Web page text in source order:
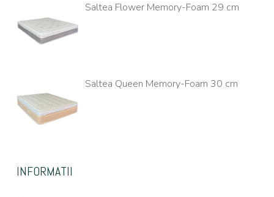
Saltea Flower Memory-Foam 29 cm
Saltea Queen Memory-Foam 30 cm
INFORMATII